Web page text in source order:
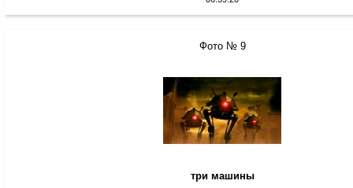
Фото № 9
три машины